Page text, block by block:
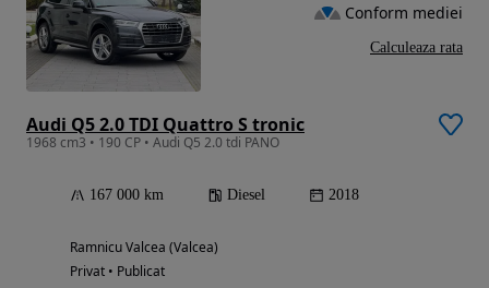
Audi Q5 2.0 TDI Quattro S tronic
1968 cm3 • 190 CP • Audi Q5 2.0 tdi PANO
167 000 km Diesel 2018
Ramnicu Valcea (Valcea)
Privat • Publicat
Conform mediei
Calculeaza rata